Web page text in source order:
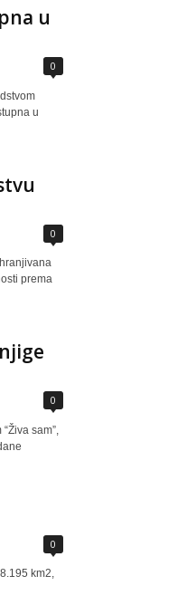
u
0
u
0
prema
0
sam”,
0
km2,